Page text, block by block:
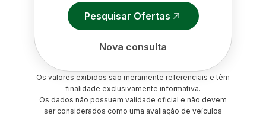
Pesquisar Ofertas
Nova consulta
Os valores exibidos são meramente referenciais e têm
finalidade exclusivamente informativa.
Os dados não possuem validade oficial e não devem
ser considerados como uma avaliação de veículos